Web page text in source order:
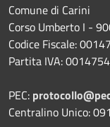
Comune di Carini
Corso Umberto I -
Codice Fiscale:
Partita IVA:
PEC:
Centralino Unico: